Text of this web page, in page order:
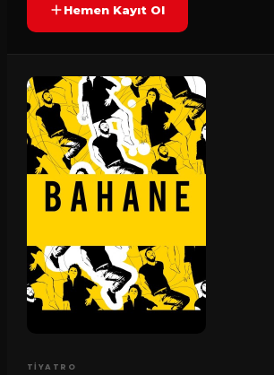
Hemen Kayıt Ol
TIYATRO